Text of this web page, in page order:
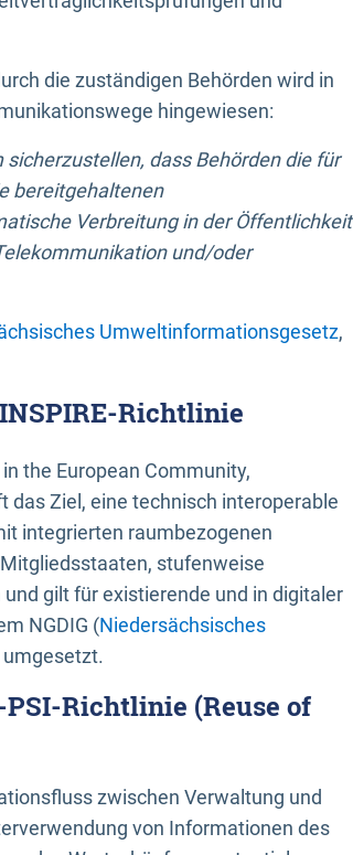
die zuständigen Behörden wird in
hingewiesen:
dass Behörden die für
bereitgehaltenen
Verbreitung in der Öffentlichkeit
und/oder
Umweltinformationsgesetz,
Richtlinie
the European Community,
das Ziel, eine technisch interoperable
integrierten raumbezogenen
stufenweise
gilt für existierende und in digitaler
NGDIG (Niedersächsisches
umgesetzt.
Richtlinie (Reuse of
zwischen Verwaltung und
von Informationen des